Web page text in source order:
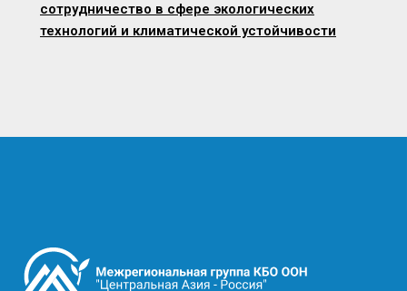
сотрудничество в сфере экологических
технологий и климатической устойчивости
Image